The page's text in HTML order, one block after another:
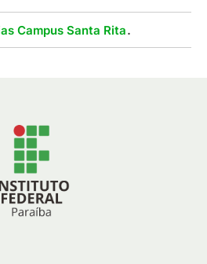
Campus Santa Rita.